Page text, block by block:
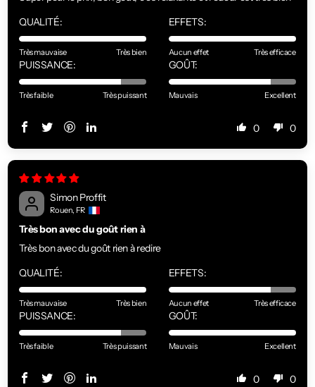
QUALITÉ:
Très mauvaise Très bien
EFFETS:
Aucun effet Très efficace
PUISSANCE:
Très faible Très puissant
GOÛT:
Mauvais Excellent
0 0
Simon Proffit
Rouen, FR
Très bon avec du goût rien à
Très bon avec du goût rien à redire
QUALITÉ:
Très mauvaise Très bien
EFFETS:
Aucun effet Très efficace
PUISSANCE:
Très faible Très puissant
GOÛT:
Mauvais Excellent
0 0